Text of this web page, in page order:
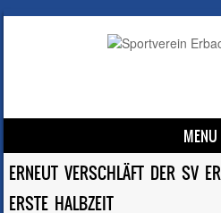
MENU
Skip to content
ERNEUT VERSCHLÄFT DER SV
ERSTE HALBZEIT